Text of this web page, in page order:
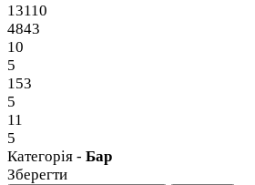
13110
4843
10
5
153
5
11
5
Категорія - Бар
Зберегти